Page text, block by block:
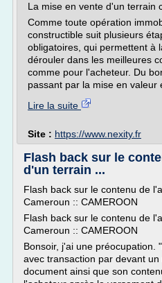
La mise en vente d'un terrain
Comme toute opération
constructible suit plusieurs
obligatoires, qui permettent à
dérouler dans les meilleures
comme pour l'acheteur. Du
passant par la mise en valeur
Lire la suite
Site : https://www.nexity.fr
Flash back sur le
d'un terrain ...
Flash back sur le contenu de
Cameroun :: CAMEROON
Flash back sur le contenu de
Cameroun :: CAMEROON
Bonsoir, j'ai une préocupation.
avec transaction par devant
document ainsi que son